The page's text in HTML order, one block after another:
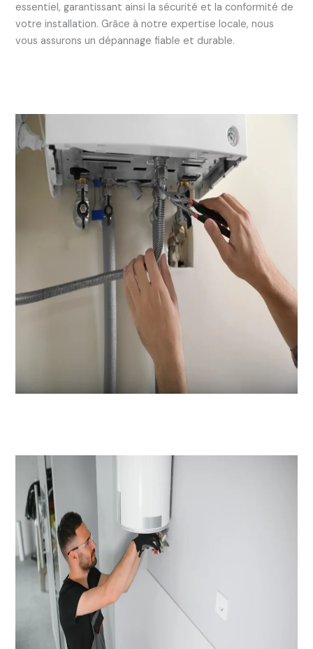
essentiel, garantissant ainsi la sécurité et la conformité de
votre installation. Grâce à notre expertise locale, nous
vous assurons un dépannage fiable et durable.